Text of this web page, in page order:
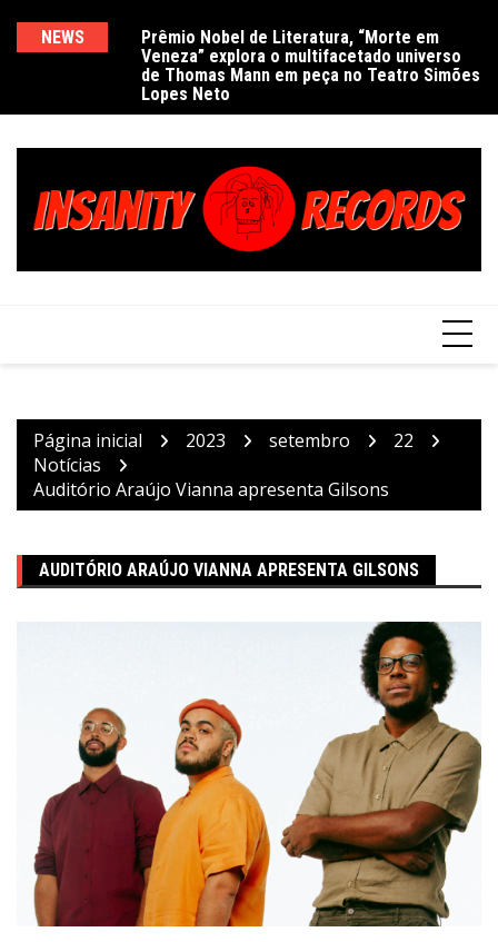
NEWS
Prêmio Nobel de Literatura, “Morte em
Veneza” explora o multifacetado universo
de Thomas Mann em peça no Teatro Simões
Lopes Neto
Página inicial 2023 setembro
22
Notícias
Auditório Araújo Vianna apresenta Gilsons
AUDITÓRIO ARAÚJO VIANNA APRESENTA GILSONS